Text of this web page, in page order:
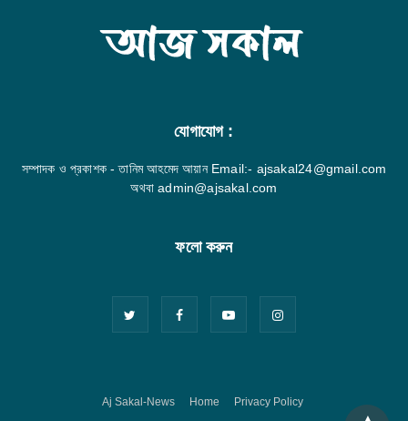
যোগাযোগ :
সম্পাদক ও প্রকাশক - তানিম আহমেদ আয়ান Email:- ajsakal24@gmail.com
অথবা admin@ajsakal.com
ফলো করুন
Aj Sakal-News Home Privacy Policy